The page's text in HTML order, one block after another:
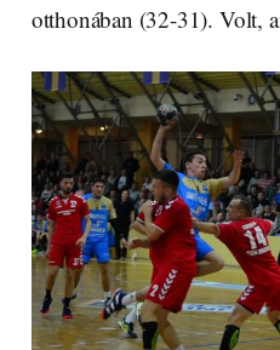
otthonában (32-31). Volt,